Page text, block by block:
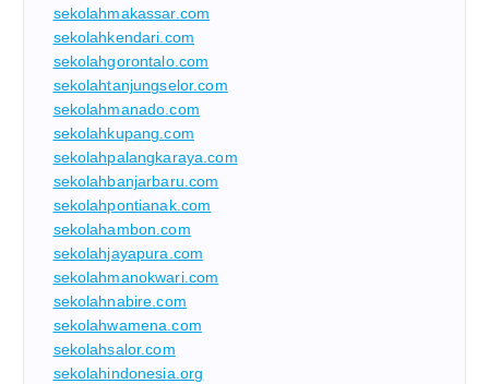
sekolahmakassar.com
sekolahkendari.com
sekolahgorontalo.com
sekolahtanjungselor.com
sekolahmanado.com
sekolahkupang.com
sekolahpalangkaraya.com
sekolahbanjarbaru.com
sekolahpontianak.com
sekolahambon.com
sekolahjayapura.com
sekolahmanokwari.com
sekolahnabire.com
sekolahwamena.com
sekolahsalor.com
sekolahindonesia.org